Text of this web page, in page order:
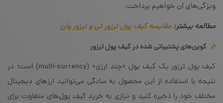
ویژگی‌های آن خواهیم پرداخت.
مطالعه بیشتر:مقایسه کیف پول ترزور تی و ترزور وان
کوین‌های پشتیبانی شده در کیف پول ترزور
کیف پول ترزور یک کیف پول «چند ارزی» (multi-currency) است؛ در
نتیجه با استفاده از این محصول به سادگی می‌توانید ارزهای دیجیتال
مختلف خود را ذخیره کنید و نیازی به خرید کیف پول‌های متفاوت برای